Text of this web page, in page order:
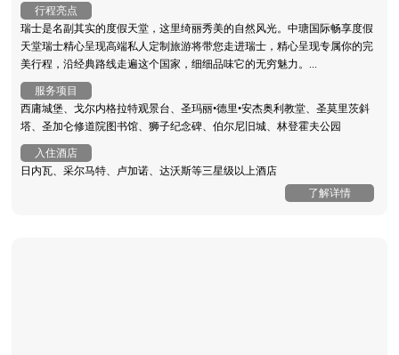
行程亮点
瑞士是名副其实的度假天堂，这里绮丽秀美的自然风光。中瑭国际畅享度假
天堂瑞士精心呈现高端私人定制旅游将带您走进瑞士，精心呈现专属你的完
美行程，沿经典路线走遍这个国家，细细品味它的无穷魅力。...
服务项目
西庸城堡、戈尔内格拉特观景台、圣玛丽•德里•安杰奥利教堂、圣莫里茨斜
塔、圣加仑修道院图书馆、狮子纪念碑、伯尔尼旧城、林登霍夫公园
入住酒店
日内瓦、采尔马特、卢加诺、达沃斯等三星级以上酒店
了解详情